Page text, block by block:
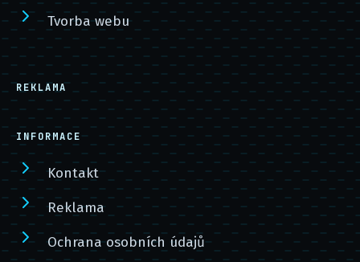
Tvorba webu
REKLAMA
INFORMACE
Kontakt
Reklama
Ochrana osobních údajů